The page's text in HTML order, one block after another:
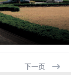
下一页